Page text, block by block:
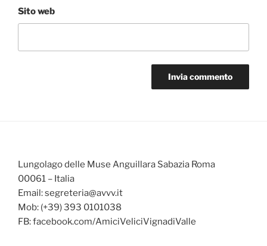
Sito web
Lungolago delle Muse Anguillara Sabazia Roma
00061 – Italia
Email: segreteria@avvv.it
Mob: (+39) 393 0101038
FB: facebook.com/AmiciVeliciVignadiValle